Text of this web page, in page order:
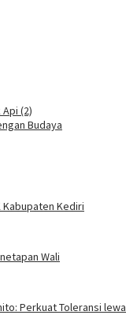
(2)
Budaya
Kabupaten Kediri
Wali
Perkuat Toleransi